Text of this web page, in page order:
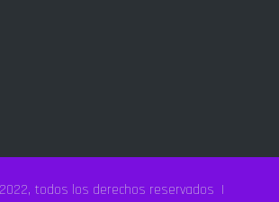
todos los derechos reservados |